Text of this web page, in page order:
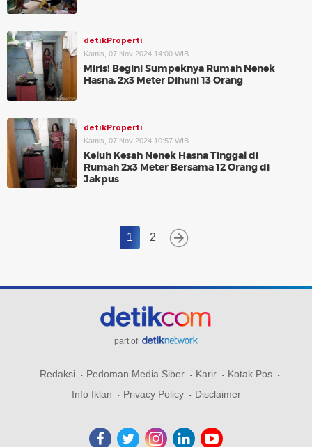
detikProperti
Kamis, 07 Nov 2024 14:00 WIB
Miris! Begini Sumpeknya Rumah Nenek
Hasna, 2x3 Meter Dihuni 13 Orang
detikProperti
Kamis, 07 Nov 2024 10:57 WIB
Keluh Kesah Nenek Hasna Tinggal di
Rumah 2x3 Meter Bersama 12 Orang di
Jakpus
1 2
part of
Redaksi Pedoman Media Siber Karir
Kotak Pos
Info Iklan
Privacy Policy Disclaimer